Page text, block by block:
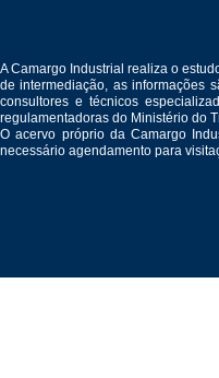
A Camargo Industrial realiza o
de intermediação, as informações
consultores e técnicos
regulamentadoras do Ministério do
O acervo próprio da Camargo
necessário agendamento para